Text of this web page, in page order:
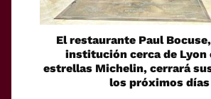
El restaurante Paul
institución cerca de Lyon
estrellas Michelin, cerrará
los próximos días